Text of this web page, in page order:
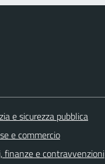
e sicurezza pubblica
e commercio
finanze e contravvenzioni